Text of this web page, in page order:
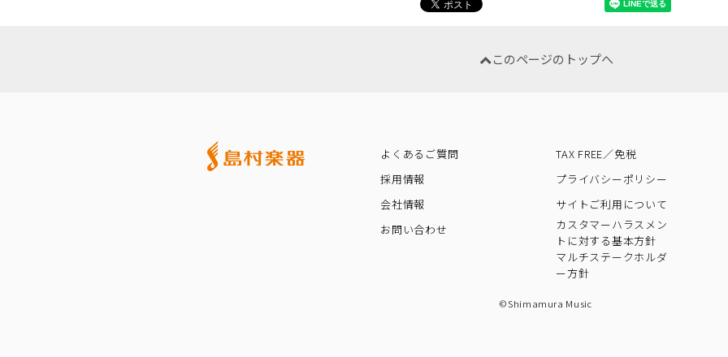
このページのトップへ
よくあるご質問
採用情報
会社情報
お問い合わせ
TAX FREE／免税
プライバシーポリシー
サイトご利用について
カスタマーハラスメン
トに対する基本方針
マルチステークホルダ
ー方針
©Shimamura Music